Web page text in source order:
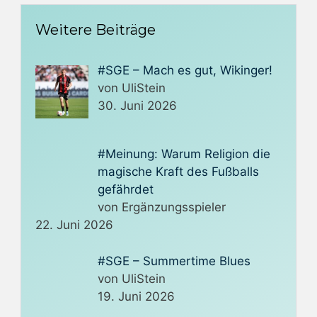
Weitere Beiträge
#SGE – Mach es gut, Wikinger!
von UliStein
30. Juni 2026
#Meinung: Warum Religion die
magische Kraft des Fußballs
gefährdet
von Ergänzungsspieler
22. Juni 2026
#SGE – Summertime Blues
von UliStein
19. Juni 2026